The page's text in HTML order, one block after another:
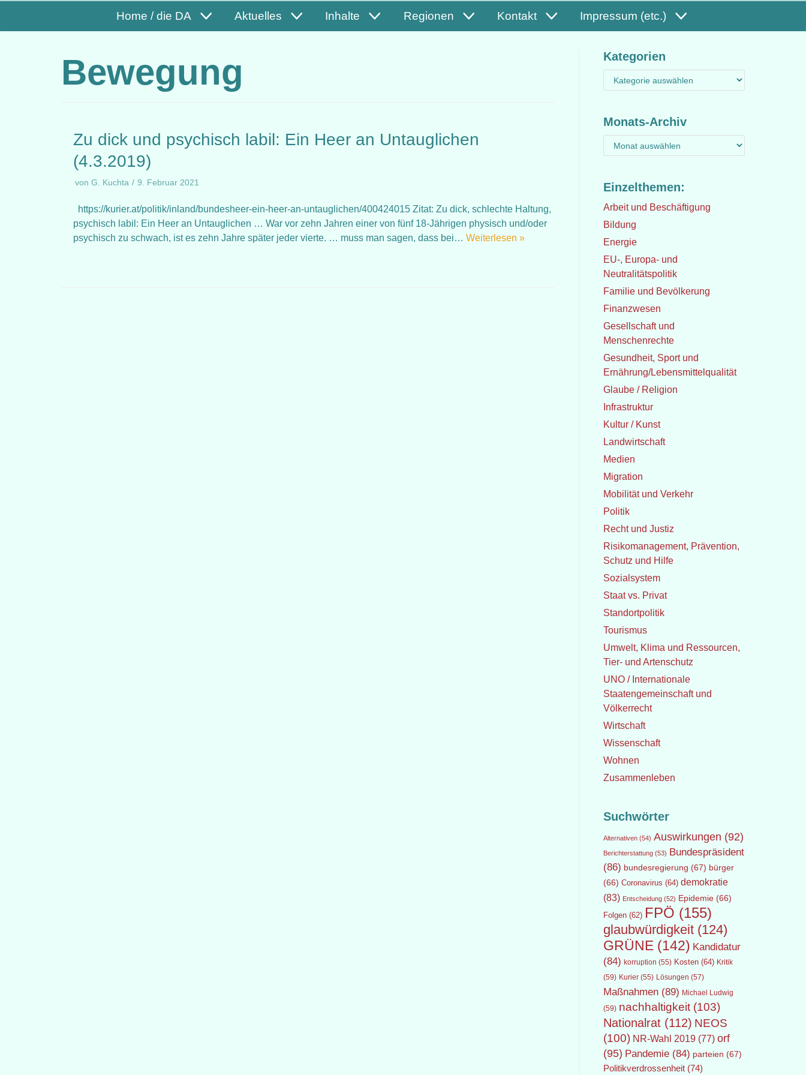
Home / die DA Aktuelles Inhalte Regionen Kontakt Impressum (etc.)
Bewegung
Zu dick und psychisch labil: Ein Heer an Untauglichen
(4.3.2019)
von G. Kuchta 9. Februar 2021
https://kurier.at/politik/inland/bundesheer-ein-heer-an-untauglichen/400424015 Zitat: Zu dick, schlechte Haltung,
psychisch labil: Ein Heer an Untauglichen … War vor zehn Jahren einer von fünf 18-Jährigen physisch und/oder
psychisch zu schwach, ist es zehn Jahre später jeder vierte. … muss man sagen, dass bei… Weiterlesen »
Kategorien
Monats-Archiv
Einzelthemen:
Arbeit und Beschäftigung
Bildung
Energie
EU-, Europa- und
Neutralitätspolitik
Familie und Bevölkerung
Finanzwesen
Gesellschaft und
Menschenrechte
Gesundheit, Sport und
Ernährung/Lebensmittelqualität
Glaube / Religion
Infrastruktur
Kultur / Kunst
Landwirtschaft
Medien
Migration
Mobilität und Verkehr
Politik
Recht und Justiz
Risikomanagement, Prävention,
Schutz und Hilfe
Sozialsystem
Staat vs. Privat
Standortpolitik
Tourismus
Umwelt, Klima und Ressourcen,
Tier- und Artenschutz
UNO / Internationale
Staatengemeinschaft und
Völkerrecht
Wirtschaft
Wissenschaft
Wohnen
Zusammenleben
Suchwörter
Alternativen(54) Auswirkungen (92)
Berichterstattung(53) Bundespräsident
(86) bundesregierung (67) bürger
(66) Coronavirus (64) demokratie
(83) Entscheidung(52) Epidemie(66)
Folgen(62) FPÖ (155)
glaubwürdigkeit(124)
GRÜNE(142) Kandidatur
(84) korruption (55) Kosten(64) Kritik
(59) Kurier(55) Lösungen (57)
Maßnahmen(89) Michael Ludwig
(59) nachhaltigkeit(103)
Nationalrat(112) NEOS
(100) NR-Wahl 2019(77) orf
(95) Pandemie(84) parteien (67)
Politikverdrossenheit(74)